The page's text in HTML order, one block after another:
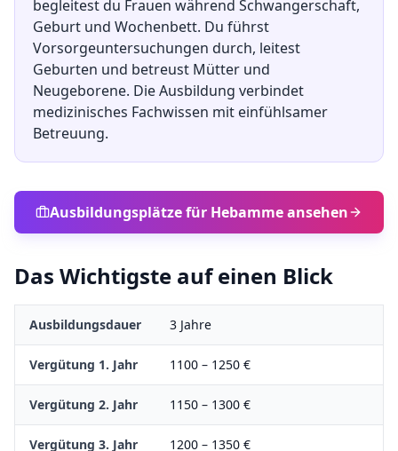
begleitest du Frauen während Schwangerschaft,
Geburt und Wochenbett. Du führst
Vorsorgeuntersuchungen durch, leitest
Geburten und betreust Mütter und
Neugeborene. Die Ausbildung verbindet
medizinisches Fachwissen mit einfühlsamer
Betreuung.
Ausbildungsplätze für Hebammeansehen
Das Wichtigste auf einen Blick
Ausbildungsdauer 3 Jahre
Vergütung 1. Jahr 1100 – 1250 €
Vergütung 2. Jahr 1150 – 1300 €
Vergütung 3. Jahr 1200 – 1350 €